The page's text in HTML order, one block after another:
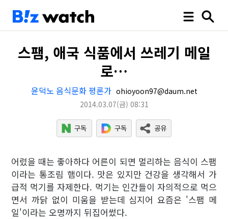
스팸, 애국 식품에서 쓰레기 메일
로…
윤덕노 음식문화 평론가 ohioyoon97@daum.net
2014.03.07(금) 08:31
어렸을 때는 좋아하다 어른이 되면 멀리하는 음식이 스팸
이라는 통조림 햄이다. 맛은 있지만 건강을 생각해서 가
급적 먹기를 자제한다. 먹기는 인간들이 자의적으로 먹으
면서 까닭 없이 미움을 받는데 심지어 요즘은 '스팸 메
일'이라는 오명까지 뒤집어썼다.